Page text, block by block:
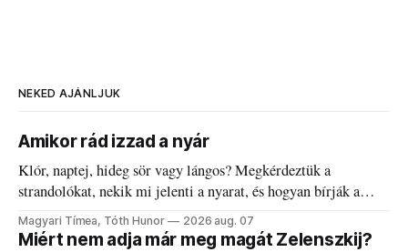
NEKED AJÁNLJUK
Amikor rád izzad a nyár
Klór, naptej, hideg sör vagy lángos? Megkérdeztük a
strandolókat, nekik mi jelenti a nyarat, és hogyan bírják a
kánikulát.
Magyari Tímea, Tóth Hunor 2026 aug. 07
Miért nem adja már meg magát Zelenszkij?